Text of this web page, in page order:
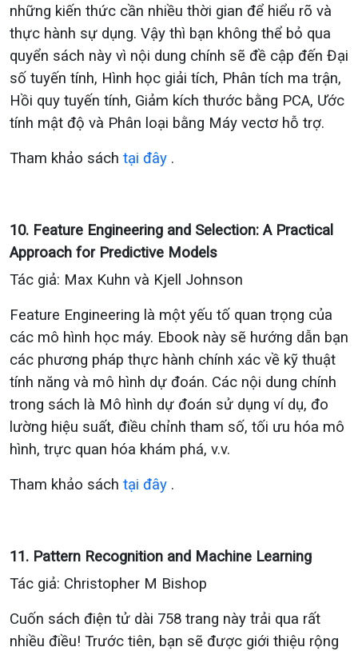
những kiến thức cần nhiều thời gian để hiểu rõ và
thực hành sự dụng. Vậy thì bạn không thể bỏ qua
quyển sách này vì nội dung chính sẽ đề cập đến Đại
số tuyến tính, Hình học giải tích, Phân tích ma trận,
Hồi quy tuyến tính, Giảm kích thước bằng PCA, Ước
tính mật độ và Phân loại bằng Máy vectơ hỗ trợ.
Tham khảo sách tại đây .
10. Feature Engineering and Selection: A Practical
Approach for Predictive Models
Tác giả: Max Kuhn và Kjell Johnson
Feature Engineering là một yếu tố quan trọng của
các mô hình học máy. Ebook này sẽ hướng dẫn bạn
các phương pháp thực hành chính xác về kỹ thuật
tính năng và mô hình dự đoán. Các nội dung chính
trong sách là Mô hình dự đoán sử dụng ví dụ, đo
lường hiệu suất, điều chỉnh tham số, tối ưu hóa mô
hình, trực quan hóa khám phá, v.v.
Tham khảo sách tại đây .
11. Pattern Recognition and Machine Learning
Tác giả: Christopher M Bishop
Cuốn sách điện tử dài 758 trang này trải qua rất
nhiều điều! Trước tiên, bạn sẽ được giới thiệu rộng